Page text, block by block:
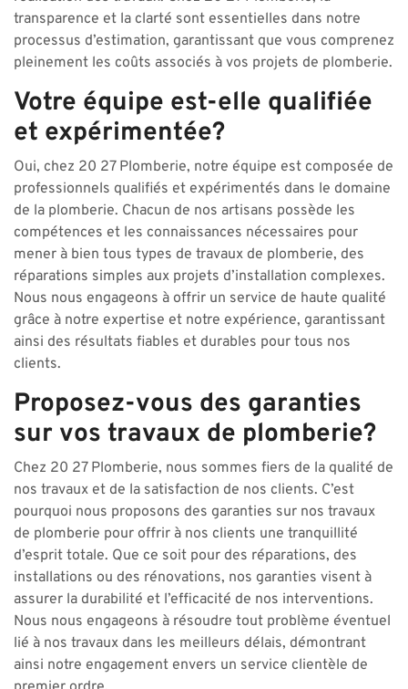
transparence et la clarté sont essentielles dans notre
processus d’estimation, garantissant que vous comprenez
pleinement les coûts associés à vos projets de plomberie.
Votre équipe est-elle qualifiée
et expérimentée?
Oui, chez 20 27 Plomberie, notre équipe est composée de
professionnels qualifiés et expérimentés dans le domaine
de la plomberie. Chacun de nos artisans possède les
compétences et les connaissances nécessaires pour
mener à bien tous types de travaux de plomberie, des
réparations simples aux projets d’installation complexes.
Nous nous engageons à offrir un service de haute qualité
grâce à notre expertise et notre expérience, garantissant
ainsi des résultats fiables et durables pour tous nos
clients.
Proposez-vous des garanties
sur vos travaux de plomberie?
Chez 20 27 Plomberie, nous sommes fiers de la qualité de
nos travaux et de la satisfaction de nos clients. C’est
pourquoi nous proposons des garanties sur nos travaux
de plomberie pour offrir à nos clients une tranquillité
d’esprit totale. Que ce soit pour des réparations, des
installations ou des rénovations, nos garanties visent à
assurer la durabilité et l’efficacité de nos interventions.
Nous nous engageons à résoudre tout problème éventuel
lié à nos travaux dans les meilleurs délais, démontrant
ainsi notre engagement envers un service clientèle de